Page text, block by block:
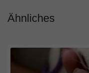
Ähnliches